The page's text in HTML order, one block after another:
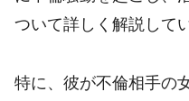
ついて詳しく解説して
特に、彼が不倫相手の